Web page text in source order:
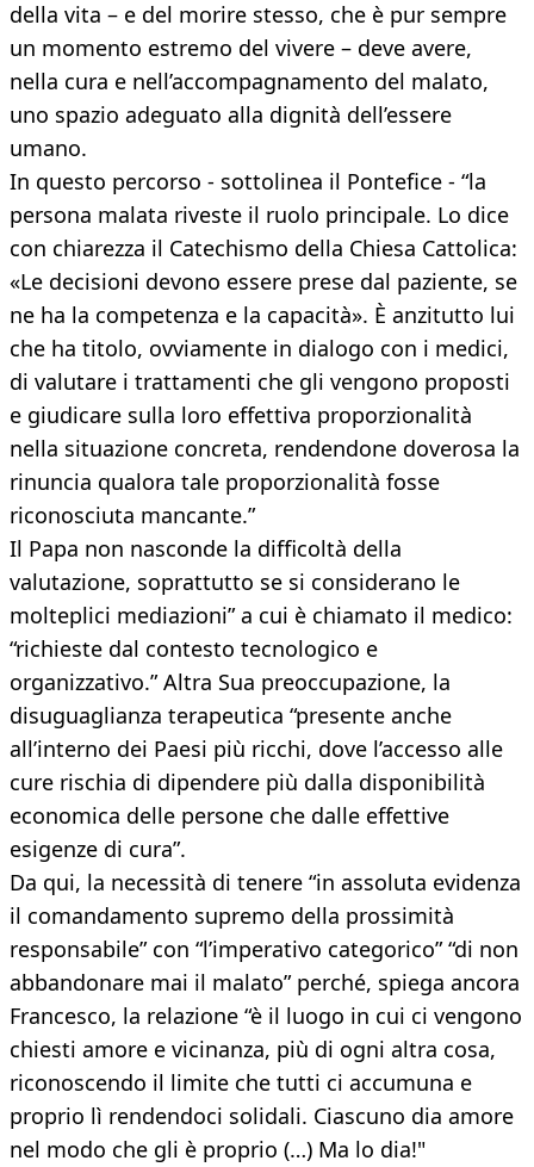
della vita – e del morire stesso, che è pur sempre
un momento estremo del vivere – deve avere,
nella cura e nell’accompagnamento del malato,
uno spazio adeguato alla dignità dell’essere
umano.
In questo percorso - sottolinea il Pontefice - “la
persona malata riveste il ruolo principale. Lo dice
con chiarezza il Catechismo della Chiesa Cattolica:
«Le decisioni devono essere prese dal paziente, se
ne ha la competenza e la capacità». È anzitutto lui
che ha titolo, ovviamente in dialogo con i medici,
di valutare i trattamenti che gli vengono proposti
e giudicare sulla loro effettiva proporzionalità
nella situazione concreta, rendendone doverosa la
rinuncia qualora tale proporzionalità fosse
riconosciuta mancante.”
Il Papa non nasconde la difficoltà della
valutazione, soprattutto se si considerano le
molteplici mediazioni” a cui è chiamato il medico:
“richieste dal contesto tecnologico e
organizzativo.” Altra Sua preoccupazione, la
disuguaglianza terapeutica “presente anche
all’interno dei Paesi più ricchi, dove l’accesso alle
cure rischia di dipendere più dalla disponibilità
economica delle persone che dalle effettive
esigenze di cura”.
Da qui, la necessità di tenere “in assoluta evidenza
il comandamento supremo della prossimità
responsabile” con “l’imperativo categorico” “di non
abbandonare mai il malato” perché, spiega ancora
Francesco, la relazione “è il luogo in cui ci vengono
chiesti amore e vicinanza, più di ogni altra cosa,
riconoscendo il limite che tutti ci accumuna e
proprio lì rendendoci solidali. Ciascuno dia amore
nel modo che gli è proprio (…) Ma lo dia!"